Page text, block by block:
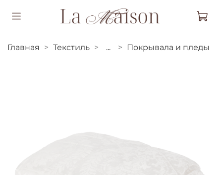
Главная Текстиль ... Покрывала и пледы